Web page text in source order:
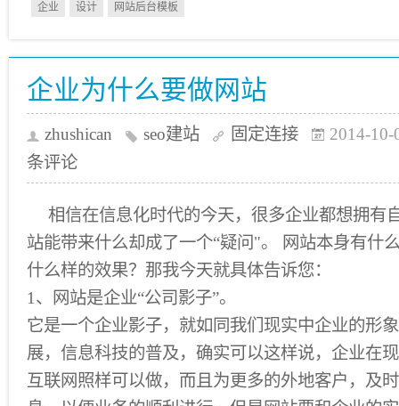
企业 设计 网站后台模板
企业为什么要做网站
zhushican seo建站 固定连接
2014-10-
条评论
相信在信息化时代的今天，很多企业都想拥有
站能带来什么却成了一个“疑问"。 网站本身有什
什么样的效果？那我今天就具体告诉您：
1、网站是企业“公司影子”。
它是一个企业影子，就如同我们现实中企业的形
展，信息科技的普及，确实可以这样说，企业在
互联网照样可以做，而且为更多的外地客户，及